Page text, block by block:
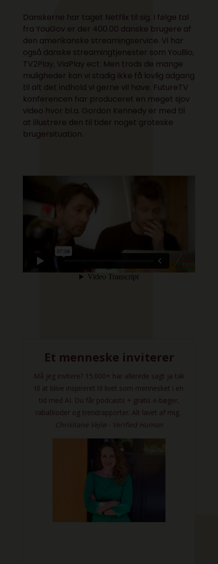
Danskerne har taget Netflix til sig. I følge tal
fra YouGov er der 400.00 danske brugere af
den amerikanske streamingservice. Vi har
også danske streamingtjenester som YouBio,
TV2Play, ViaPlay ect. Men trods de mange
muligheder kan vi stadig ikke få lovlig adgang
til alt det indhold vi gerne vil have. FutureTV
konferencen har produceret en meget sjov
video hvor bl.a. Gordon Kennedy er med til
at illustrere den til tider noget groteske
brugersituation.